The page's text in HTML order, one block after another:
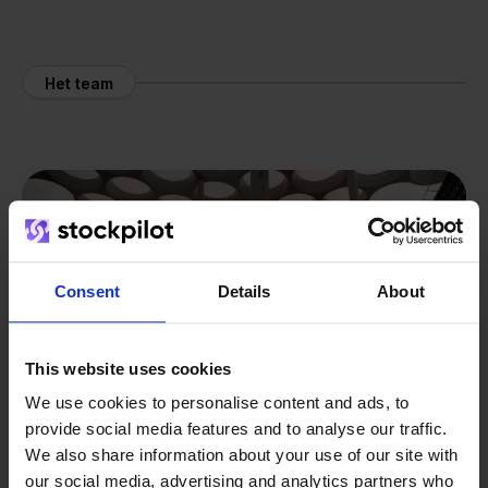
Consent Details About
This website uses cookies
We use cookies to personalise content and ads, to
provide social media features and to analyse our traffic.
We also share information about your use of our site with
our social media, advertising and analytics partners who
Het team